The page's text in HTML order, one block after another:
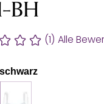
BH
(1) Alle
schwarz